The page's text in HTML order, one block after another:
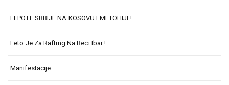
LEPOTE SRBIJE NA KOSOVU I METOHIJI !
Leto Je Za Rafting Na Reci Ibar !
Manifestacije